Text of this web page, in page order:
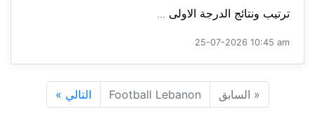
ترتيب ونتائج الدرجة الاولى ...
25-07-2026 10:45 am
« السابق Football Lebanon التالي »